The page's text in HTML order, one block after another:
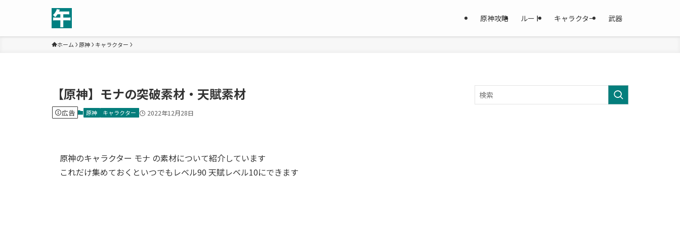
原神攻略 ルート キャラクター 武器
ホーム 原神 キャラクター
【原神】モナの突破素材・天賦素材
広告 原神 キャラクター 2022年12月28日
原神のキャラクター モナ の素材について紹介しています
これだけ集めておくといつでもレベル90 天賦レベル10にできます